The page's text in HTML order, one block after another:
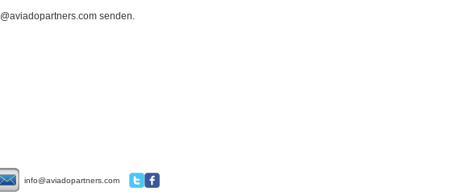
senden.
info@aviadopartners.com